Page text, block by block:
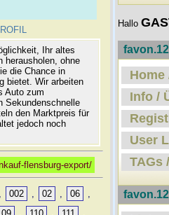
Ihr altes
herausholen, ohne
die Chance in
bietet. Wir arbeiten
Auto zum
Sekundenschnelle
den Marktpreis für
jedoch noch
flensburg-export/
, 002 , 02 , 06
,
Hallo
Home
Info /
User
TAGs